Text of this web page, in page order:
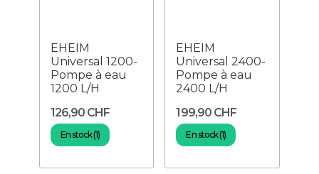
EHEIM
Universal 1200-
Pompe à eau
1200 L/H
126,90 CHF
En stock (1)
EHEIM
Universal 2400-
Pompe à eau
2400 L/H
199,90 CHF
En stock (1)